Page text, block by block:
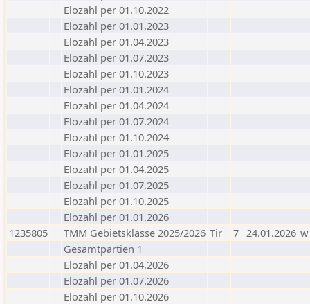
Elozahl per 01.10.2022
Elozahl per 01.01.2023
Elozahl per 01.04.2023
Elozahl per 01.07.2023
Elozahl per 01.10.2023
Elozahl per 01.01.2024
Elozahl per 01.04.2024
Elozahl per 01.07.2024
Elozahl per 01.10.2024
Elozahl per 01.01.2025
Elozahl per 01.04.2025
Elozahl per 01.07.2025
Elozahl per 01.10.2025
Elozahl per 01.01.2026
1235805
TMM Gebietsklasse 2025/2026 Tir 7 24.01.2026 w
Gesamtpartien 1
Elozahl per 01.04.2026
Elozahl per 01.07.2026
Elozahl per 01.10.2026